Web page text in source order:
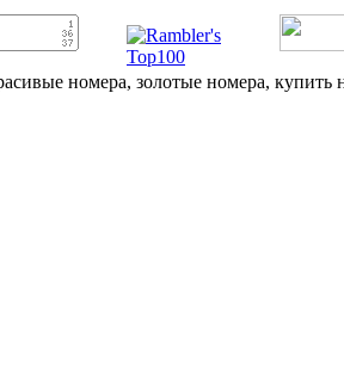
номера, золотые номера,